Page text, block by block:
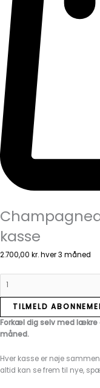
kasse
2.700,00 kr.hver 3 måned
TILMELD
Forkæl dig selv med lækre
måned.
Hver kasse er nøje
altid kan se frem til nye,